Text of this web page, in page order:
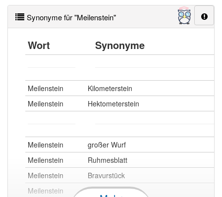
Synonyme für "Meilenstein"
Wort Synonyme
Meilenstein
Kilometerstein
Meilenstein
Hektometerstein
Meilenstein
großer Wurf
Meilenstein
Ruhmesblatt
Meilenstein
Bravurstück
Meilenstein
Bravourstück